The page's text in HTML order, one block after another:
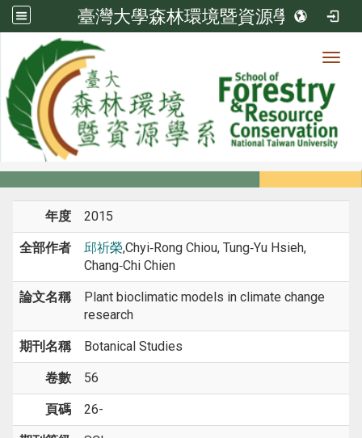
臺灣大學森林環境暨資源學系
系所成員
系所成員
年度 2015
全部作者 邱祈榮,Chyi‑Rong Chiou, Tung‑Yu Hsieh,
Chang‑Chi Chien
論文名稱
Plant bioclimatic models in climate change
research
期刊名稱 Botanical Studies
卷數 56
頁碼 26-